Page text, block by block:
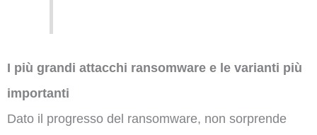
I più grandi attacchi ransomware e le varianti più
importanti
Dato il progresso del ransomware, non sorprende